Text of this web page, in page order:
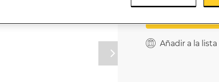
Añadir a la lista